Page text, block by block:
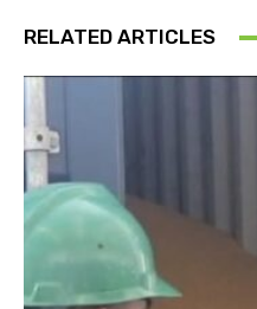
RELATED ARTICLES